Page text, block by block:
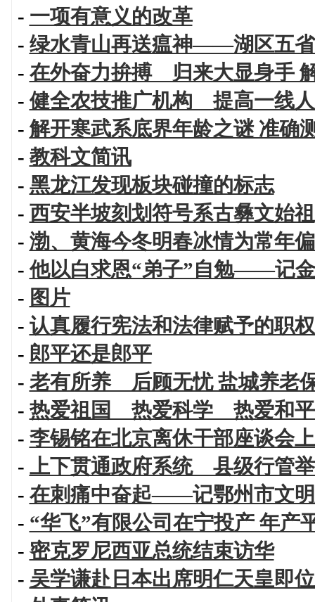
- 一项有意义的改革
- 绿水青山再送瘟神——湖区五
- 在外奋力拚搏 归来大显身手
-健全农技推广机构 提高一线
- 解开寒武系底界年龄之谜 准确
- 教科文简讯
- 黑龙江发现板块碰撞的标志
- 西安半坡刻划符号系古彝文始祖
- 渤、黄海今冬明春冰情为常年
-他以白求恩“弟子”自勉——记
- 图片
- 认真履行宪法和法律赋予的职
- 郎平还是郎平
- 老有所养 后顾无忧 盐城养老
- 热爱祖国 热爱科学 热爱和平
- 李锡铭在北京离休干部座谈会
- 上下贯通政府系统 县级行管
- 在刺痛中奋起——记鄂州市文
- “华飞”有限公司在宁投产 年产
-密克罗尼西亚总统结束访华
- 吴学谦赴日本出席明仁天皇即